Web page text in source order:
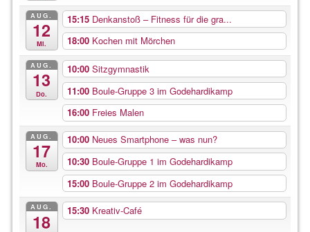
AUG.
12
Mi.
15:15 Denkanstoß – Fitness für die gra...
18:00 Kochen mit Mörchen
AUG.
13
Do.
10:00 Sitzgymnastik
11:00 Boule-Gruppe 3 im Godehardikamp
16:00 Freies Malen
AUG.
17
Mo.
10:00 Neues Smartphone – was nun?
10:30 Boule-Gruppe 1 im Godehardikamp
15:00 Boule-Gruppe 2 im Godehardikamp
AUG.
18
15:30 Kreativ-Café